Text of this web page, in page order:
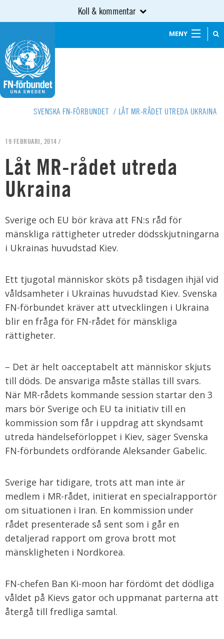
Koll & kommentar
MENY
SVENSKA FN-FÖRBUNDET / LÅT MR-RÅDET UTREDA UKRAINA
19 FEBRUARI, 2014 /
Låt MR-rådet utreda
Ukraina
Sverige och EU bör kräva att FN:s råd för
mänskliga rättigheter utreder dödsskjutningarna
i Ukrainas huvudstad Kiev.
Ett tjugotal människor sköts på tisdagen ihjäl vid
våldsamheter i Ukrainas huvudstad Kiev. Svenska
FN-förbundet kräver att utvecklingen i Ukraina
blir en fråga för FN-rådet för mänskliga
rättigheter.
– Det är helt oacceptabelt att människor skjuts
till döds. De ansvariga måste ställas till svars.
När MR-rådets kommande session startar den 3
mars bör Sverige och EU ta initiativ till en
kommission som får i uppdrag att skyndsamt
utreda händelseförloppet i Kiev, säger Svenska
FN-förbundets ordförande Aleksander Gabelic.
Sverige har tidigare, trots att man inte är
medlem i MR-rådet, initierat en specialrapportör
om situationen i Iran. En kommission under
rådet presenterade så sent som i går en
detaljerad rapport om grova brott mot
mänskligheten i Nordkorea.
FN-chefen Ban Ki-moon har fördömt det dödliga
våldet på Kievs gator och uppmanat parterna att
återgå till fredliga samtal.